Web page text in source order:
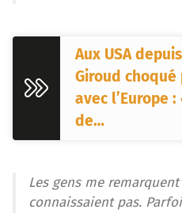
Aux USA
Giroud
avec l’Europe
de…
Les gens me
connaissaient pas.